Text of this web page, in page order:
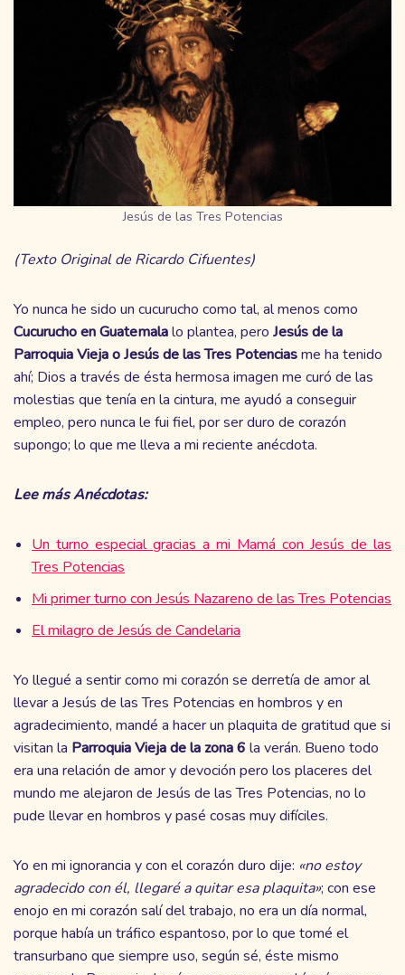
Jesús de las Tres Potencias
(Texto Original de Ricardo Cifuentes)
Yo nunca he sido un cucurucho como tal, al menos como
Cucurucho en Guatemalalo plantea, pero Jesús de la
Parroquia Vieja o Jesús de las Tres Potenciasme ha tenido
ahí; Dios a través de ésta hermosa imagen me curó de las
molestias que tenía en la cintura, me ayudó a conseguir
empleo, pero nunca le fui fiel, por ser duro de corazón
supongo; lo que me lleva a mi reciente anécdota.
Lee más Anécdotas:
Un turno especial gracias a mi Mamá con Jesús de las
Tres Potencias
Mi primer turno con Jesús Nazareno de las Tres Potencias
El milagro de Jesús de Candelaria
Yo llegué a sentir como mi corazón se derretía de amor al
llevar a Jesús de las Tres Potencias en hombros y en
agradecimiento, mandé a hacer un plaquita de gratitud que si
visitan la Parroquia Viejade la zona 6 la verán. Bueno todo
era una relación de amor y devoción pero los placeres del
mundo me alejaron de Jesús de las Tres Potencias, no lo
pude llevar en hombros y pasé cosas muy difíciles.
Yo en mi ignorancia y con el corazón duro dije: «no estoy
agradecido con él, llegaré a quitar esa plaquita»; con ese
enojo en mi corazón salí del trabajo, no era un día normal,
porque había un tráfico espantoso, por lo que tomé el
transurbano que siempre uso, según sé, éste mismo